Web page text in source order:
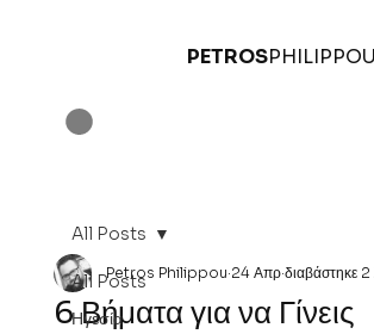
PETROSPHILIPPOU
All Posts
Ηγεσία
All Posts
6 Βήματα για να Γίνεις
Petros Philippou 24 Απρ διαβάστηκε 2